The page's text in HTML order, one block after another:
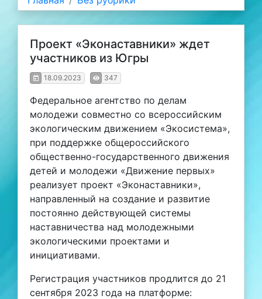
Проект «Эконаставники» ждет
участников из Югры
18.09.2023 347
Федеральное агентство по делам
молодежи совместно со всероссийским
экологическим движением «Экосистема»,
при поддержке общероссийского
общественно-государственного движения
детей и молодежи «Движение первых»
реализует проект «Эконаставники»,
направленный на создание и развитие
постоянно действующей системы
наставничества над молодежными
экологическими проектами и
инициативами.
Регистрация участников продлится до 21
сентября 2023 года на платформе: